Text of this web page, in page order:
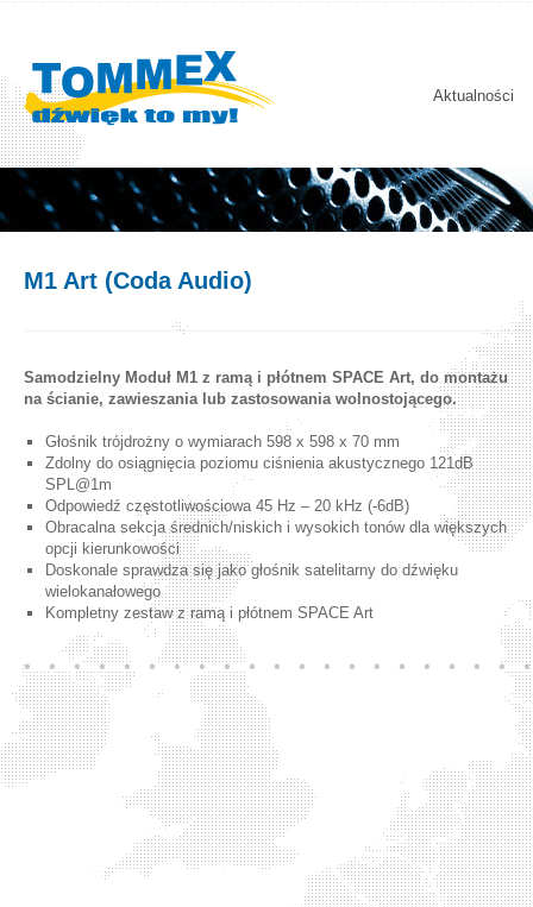
Aktualności
M1 Art (Coda Audio)
Samodzielny Moduł M1 z ramą i płótnem SPACE Art, do montażu
na ścianie, zawieszania lub zastosowania wolnostojącego.
Głośnik trójdrożny o wymiarach 598 x 598 x 70 mm
Zdolny do osiągnięcia poziomu ciśnienia akustycznego 121dB
SPL@1m
Odpowiedź częstotliwościowa 45 Hz – 20 kHz (-6dB)
Obracalna sekcja średnich/niskich i wysokich tonów dla większych
opcji kierunkowości
Doskonale sprawdza się jako głośnik satelitarny do dźwięku
wielokanałowego
Kompletny zestaw z ramą i płótnem SPACE Art